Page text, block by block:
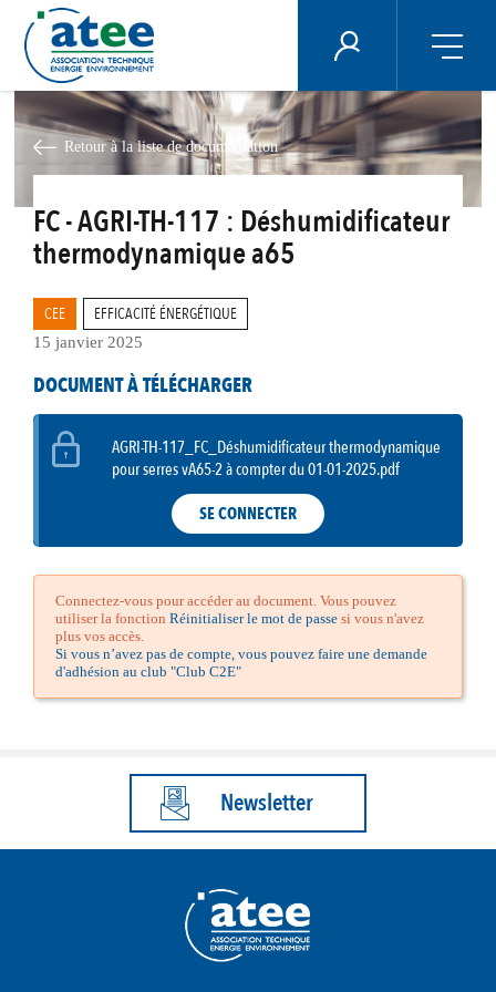
au
contenu
principal
ÉNERGIE PLUS
Retour à la liste de documentation
FC - AGRI-TH-117 : Déshumidificateur
thermodynamique a65
CEE EFFICACITÉ ÉNERGÉTIQUE
15 janvier 2025
DOCUMENT À TÉLÉCHARGER
AGRI-TH-117_FC_Déshumidificateur thermodynamique
pour serres vA65-2 à compter du 01-01-2025.pdf
SE CONNECTER
Connectez-vous pour accéder au document. Vous pouvez
utiliser la fonction Réinitialiser le mot de passesi vous n'avez
plus vos accès.
Si vous n’avez pas de compte, vous pouvez faire une demande
d'adhésion au club "Club C2E"
Newsletter
Panneau de gestion des cookies